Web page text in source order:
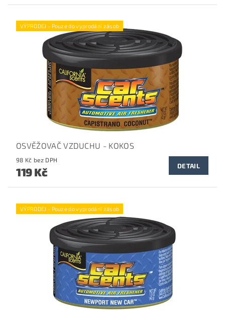
VÝPRODEJ - Pouze do vyprodání zásob
OSVĚŽOVAČ VZDUCHU - KOKOS
98 Kč bez DPH
119 Kč DETAIL
VÝPRODEJ - Pouze do vyprodání zásob